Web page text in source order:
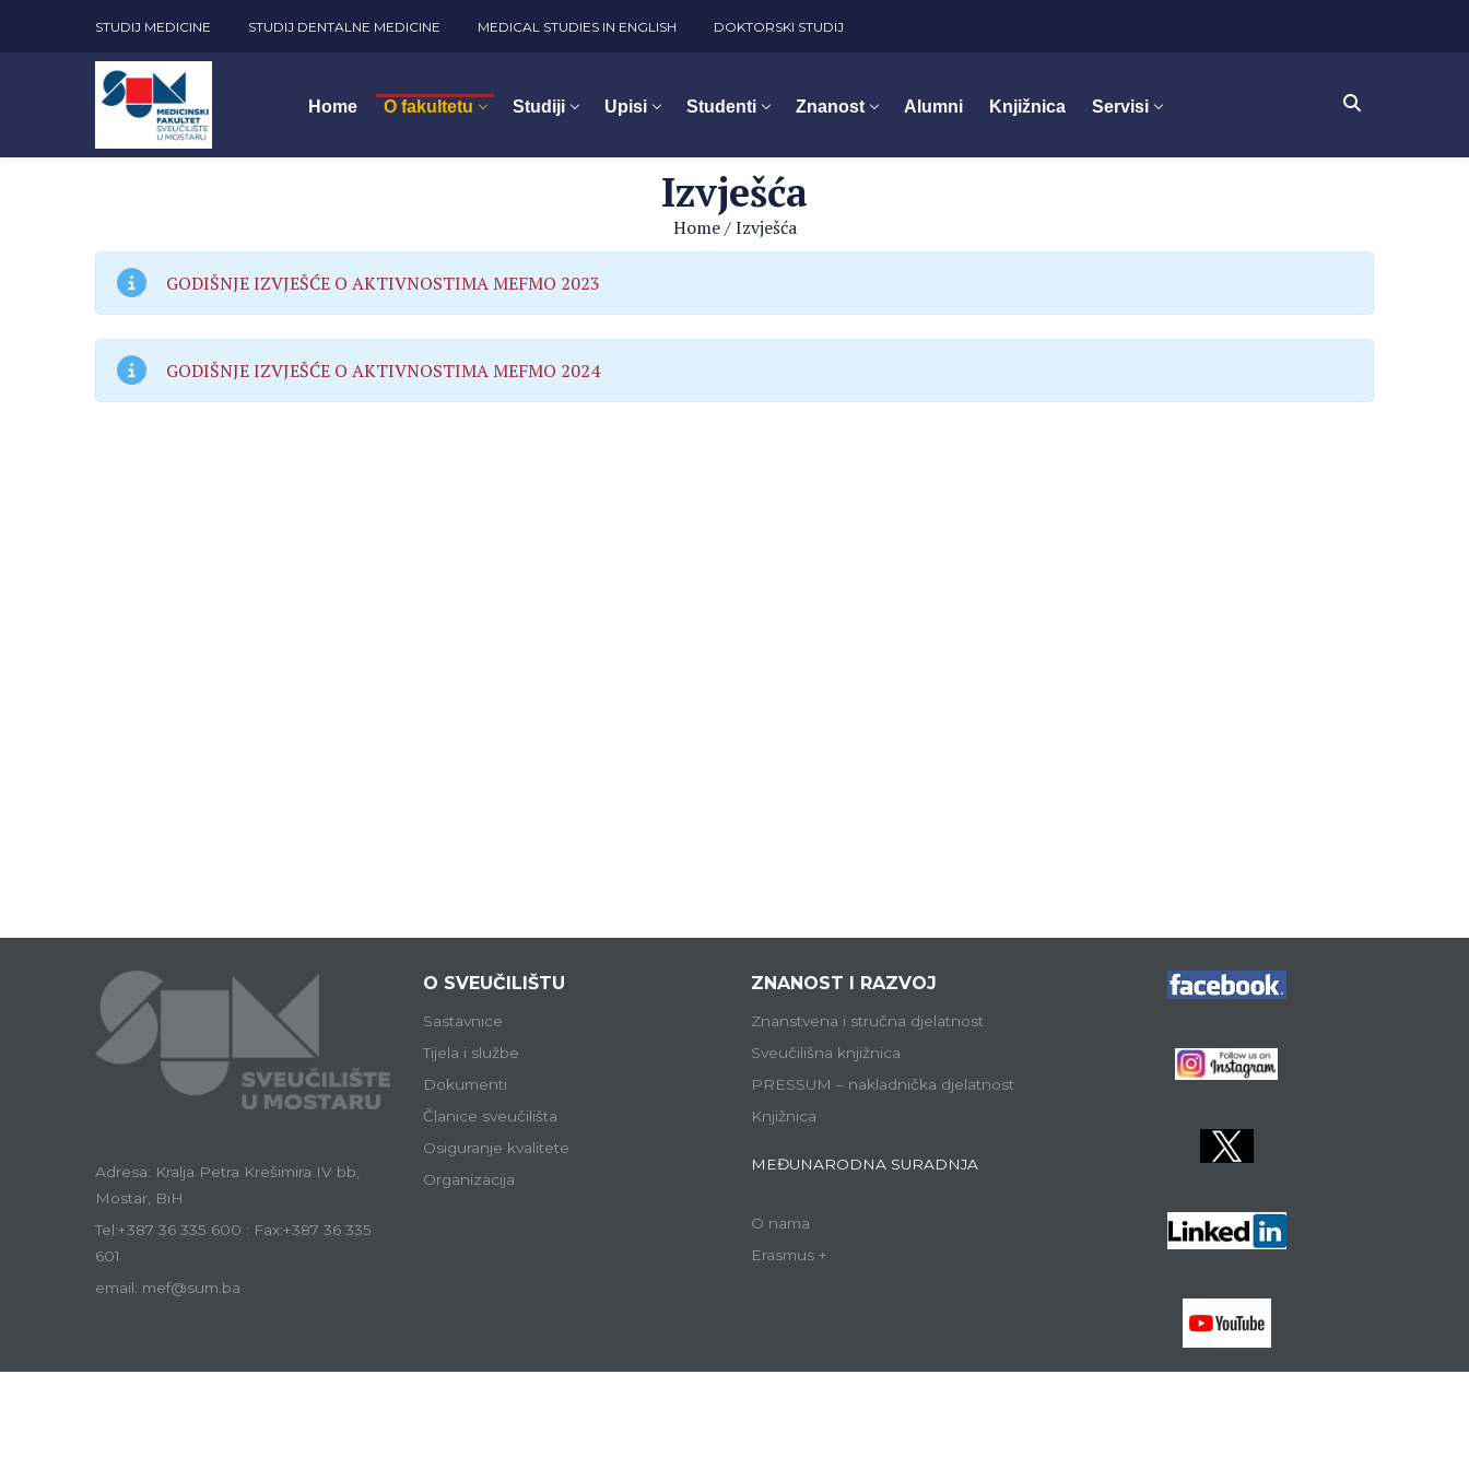
STUDIJ MEDICINE STUDIJ DENTALNE MEDICINE MEDICAL STUDIES IN ENGLISH DOKTORSKI STUDIJ
Home O fakultetu Studiji Upisi Studenti Znanost Alumni Knjižnica Servisi
Izvješća
Home/Izvješća
GODIŠNJE IZVJEŠĆE O AKTIVNOSTIMA MEFMO 2023
GODIŠNJE IZVJEŠĆE O AKTIVNOSTIMA MEFMO 2024
Adresa: Kralja Petra Krešimira IV bb,
Mostar, BiH
Tel:+387 36 335 600 : Fax:+387 36 335
601
email: mef@sum.ba
O SVEUČILIŠTU
Sastavnice
Tijela i službe
Dokumenti
Članice sveučilišta
Osiguranje kvalitete
Organizacija
ZNANOST I RAZVOJ
Znanstvena i stručna djelatnost
Sveučilišna knjižnica
PRESSUM – nakladnička djelatnost
Knjižnica
MEĐUNARODNA SURADNJA
O nama
Erasmus +